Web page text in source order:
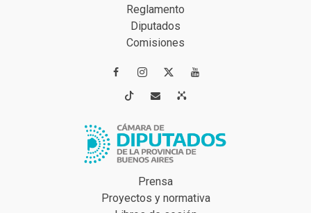
Reglamento
Diputados
Comisiones
 
 
Prensa
Proyectos y normativa